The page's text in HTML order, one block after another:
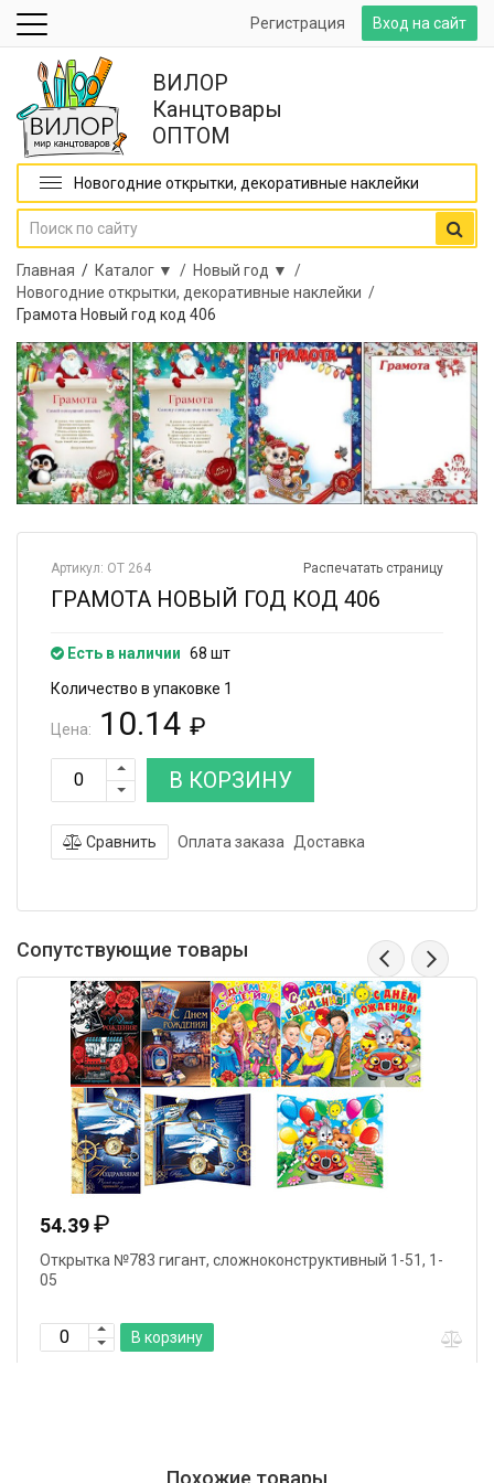
Вход на сайт
Регистрация
ВИЛОР
Канцтовары
ОПТОМ
Новогодние открытки, декоративные наклейки
Главная / Каталог ▼ / Новый год ▼ /
Новогодние открытки, декоративные наклейки /
Грамота Новый год код 406
Распечатать страницу
Артикул: ОТ 264
ГРАМОТА НОВЫЙ ГОД КОД 406
Есть в наличии 68 шт
Количество в упаковке 1
Цена: 10.14 ₽
В КОРЗИНУ
Сравнить Оплата заказа Доставка
Сопутствующие товары
54.39₽
Открытка №783 гигант, сложноконструктивный 1-51, 1-
05
В корзину
Похожие товары